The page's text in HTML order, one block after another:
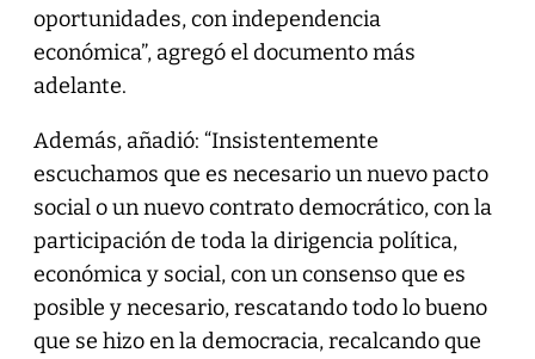
oportunidades, con independencia
económica”, agregó el documento más
adelante.
Además, añadió: “Insistentemente
escuchamos que es necesario un nuevo pacto
social o un nuevo contrato democrático, con la
participación de toda la dirigencia política,
económica y social, con un consenso que es
posible y necesario, rescatando todo lo bueno
que se hizo en la democracia, recalcando que